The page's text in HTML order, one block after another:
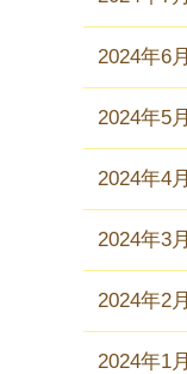
2024年6月
2024年5月
2024年4月
2024年3月
2024年2月
2024年1月